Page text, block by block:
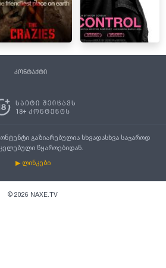
კონტაქტი
გაზიარებულია სხვადასხვა საჯაროდ
წყაროებიდან.
▶ ლინკები
© 2026 NAXE.TV